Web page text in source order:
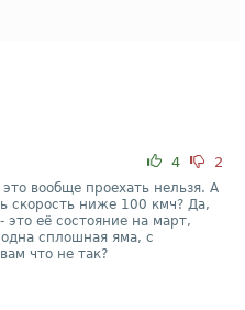
4 2
вообще проехать нельзя. А
скорость ниже 100 кмч? Да,
её состояние на март,
сплошная яма, с
что не так?